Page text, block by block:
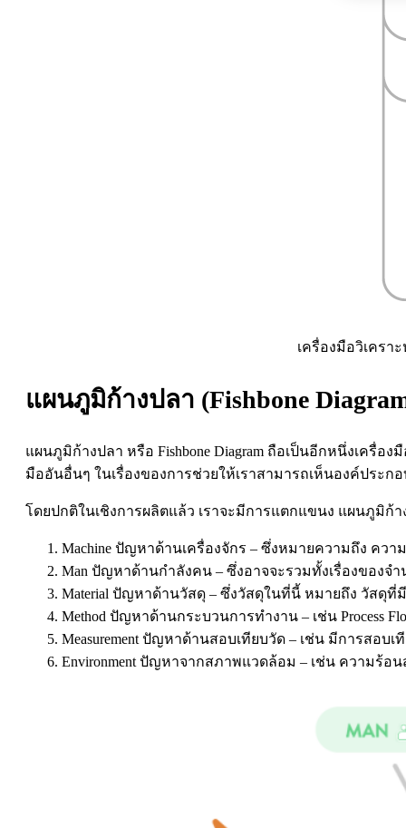
เครื่องมือวิเครา
แผนภูมิก้างปลา (Fishbone
แผนภูมิก้างปลา หรือ Fishbone Diagram ถือเป็นอีกหนึ่งเครื่
มืออันอื่นๆ ในเรื่องของการช่วยให้เราสามารถเห็นองค์ประ
โดยปกติในเชิงการผลิตแล้ว เราจะมีการแตกแขนง แผนภูมิก้า
Machine ปัญหาด้านเครื่องจักร – ซึ่งหมายความถึง คว
Man ปัญหาด้านกำลังคน – ซึ่งอาจจะรวมทั้งเรื่องของ
Material ปัญหาด้านวัสดุ – ซึ่งวัสดุในที่นี้ หมายถึง วัสดุ
Method ปัญหาด้านกระบวนการทำงาน – เช่น Process
Measurement ปัญหาด้านสอบเทียบวัด – เช่น มีการสอ
Environment ปัญหาจากสภาพแวดล้อม – เช่น ความร้อ